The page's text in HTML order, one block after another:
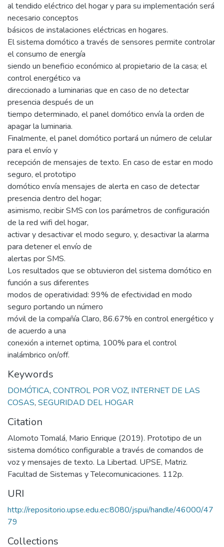
al tendido eléctrico del hogar y para su implementación será
necesario conceptos
básicos de instalaciones eléctricas en hogares.
El sistema domótico a través de sensores permite controlar
el consumo de energía
siendo un beneficio económico al propietario de la casa; el
control energético va
direccionado a luminarias que en caso de no detectar
presencia después de un
tiempo determinado, el panel domótico envía la orden de
apagar la luminaria.
Finalmente, el panel domótico portará un número de celular
para el envío y
recepción de mensajes de texto. En caso de estar en modo
seguro, el prototipo
domótico envía mensajes de alerta en caso de detectar
presencia dentro del hogar;
asimismo, recibir SMS con los parámetros de configuración
de la red wifi del hogar,
activar y desactivar el modo seguro, y, desactivar la alarma
para detener el envío de
alertas por SMS.
Los resultados que se obtuvieron del sistema domótico en
función a sus diferentes
modos de operatividad: 99% de efectividad en modo
seguro portando un número
móvil de la compañía Claro, 86.67% en control energético y
de acuerdo a una
conexión a internet optima, 100% para el control
inalámbrico on/off.
Keywords
DOMÓTICA, CONTROL POR VOZ, INTERNET DE LAS
COSAS, SEGURIDAD DEL HOGAR
Citation
Alomoto Tomalá, Mario Enrique (2019). Prototipo de un
sistema domótico configurable a través de comandos de
voz y mensajes de texto. La Libertad. UPSE, Matriz.
Facultad de Sistemas y Telecomunicaciones. 112p.
URI
http://repositorio.upse.edu.ec:8080/jspui/handle/46000/47
79
Collections